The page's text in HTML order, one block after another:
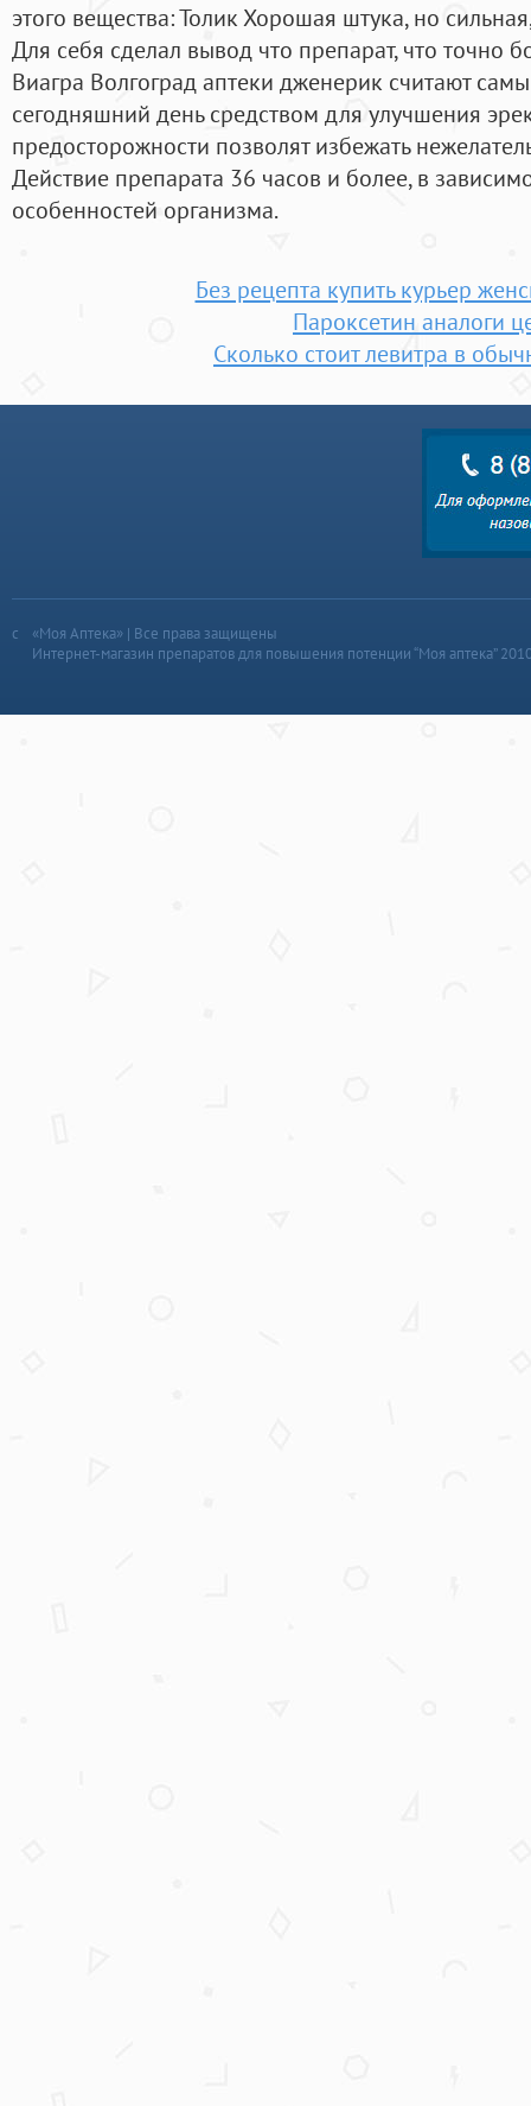
этого вещества: Толик Хорошая штука, но
Для себя сделал вывод что препарат, что точно
Виагра Волгоград аптеки дженерик считают
сегодняшний день средством для улучшения
предосторожности позволят избежать
Действие препарата 36 часов и более, в
особенностей организма.
Без рецепта купить курьер
Пароксетин аналоги
Сколько стоит левитра в
«Моя Аптека» | Все права защищены
Интернет-магазин препаратов для повышения потенции “Моя аптека”